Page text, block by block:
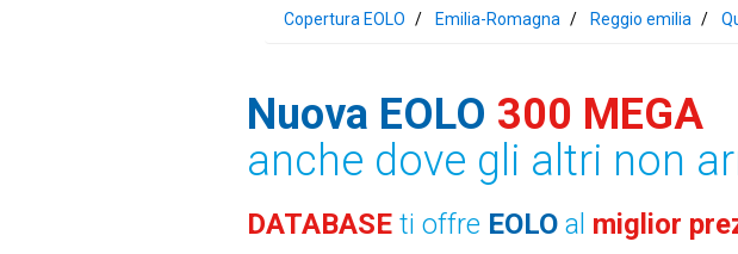
Copertura EOLO Emilia-Romagna Reggio emilia
Nuova EOLO 300 MEGA
anche dove gli altri non
DATABASE ti offre EOLO al miglior